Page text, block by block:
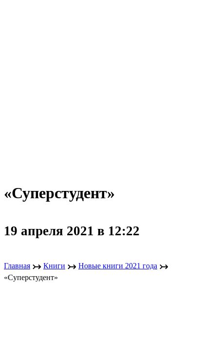
«Суперстудент»
19 апреля 2021 в 12:22
Главная ↣ Книги ↣ Новые книги 2021 года ↣
«Суперстудент»